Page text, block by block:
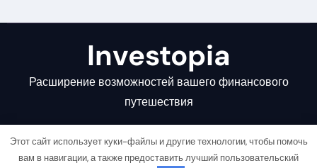
Investopia
Расширение возможностей вашего финансового
путешествия
Этот сайт использует куки-файлы и другие технологии, чтобы помочь
вам в навигации, а также предоставить лучший пользовательский